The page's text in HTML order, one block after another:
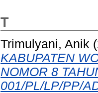
T
Trimulyani, Anik
KABUPATEN
NOMOR 8
001/PL/LP/PP/